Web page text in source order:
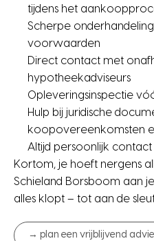
tijdens het
Scherpe
voorwaarden
Direct contact met
hypotheekadviseurs
Opleveringsinspectie
Hulp bij juridische
koopovereenkomsten
Altijd persoonlijk
Kortom, je hoeft nergens
Schieland Borsboom aan
alles klopt – tot aan de
→ plan een vrijblijvend